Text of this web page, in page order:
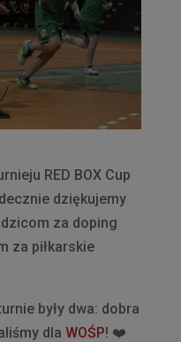
RED BOX Cup
dziękujemy
za doping
za piłkarskie
były dwa: dobra
dla WOŚP! ❤️